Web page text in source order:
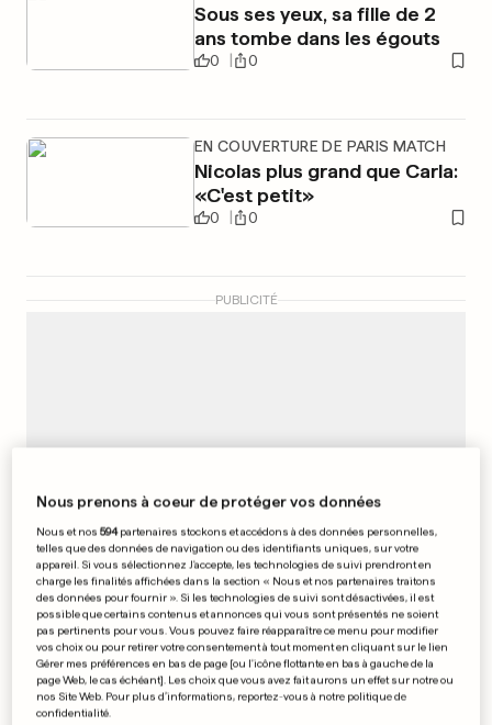
Sous ses yeux, sa fille de 2
ans tombe dans les égouts
0 0
EN COUVERTURE DE PARIS MATCH
Nicolas plus grand que Carla:
«C'est petit»
0 0
PUBLICITÉ
FOOTBALL/MERCATO
Joao Felix à l'Atlético pour 126
millions d'euros!
Nous prenons à coeur de protéger vos données
Nous et nos594partenaires stockons et accédons à des données personnelles,
telles que des données de navigation ou des identifiants uniques, sur votre
appareil. Si vous sélectionnez J'accepte, les technologies de suivi prendront en
charge les finalités affichées dans la section « Nous et nos partenaires traitons
des données pour fournir ». Si les technologies de suivi sont désactivées, il est
possible que certains contenus et annonces qui vous sont présentés ne soient
pas pertinents pour vous. Vous pouvez faire réapparaître ce menu pour modifier
vos choix ou pour retirer votre consentement à tout moment en cliquant sur le lien
Gérer mes préférences en bas de page [ou l'icône flottante en bas à gauche de la
page Web, le cas échéant]. Les choix que vous avez fait aurons un effet sur notre ou
nos Site Web. Pour plus d’informations, reportez-vous à notre politique de
confidentialité.